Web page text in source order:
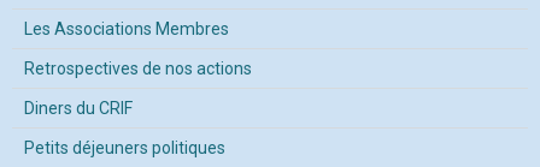
Les Associations Membres
Retrospectives de nos actions
Diners du CRIF
Petits déjeuners politiques